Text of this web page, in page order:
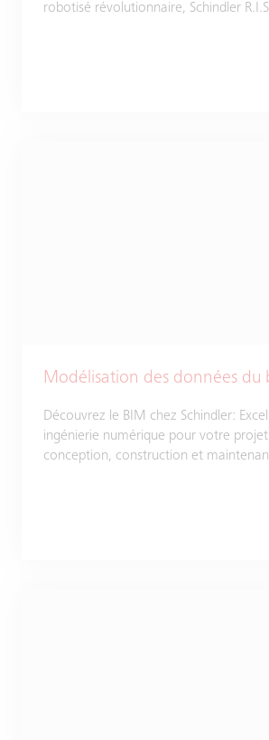
robotisé révolutionnaire, Schindler
Modélisation des données du
Découvrez le BIM chez Schindler:
ingénierie numérique pour votre
conception, construction et